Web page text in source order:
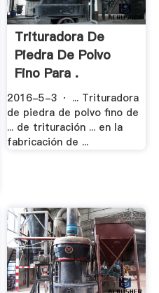
Trituradora De
Piedra De Polvo
Fino Para .
2016-5-3 · ... Trituradora
de piedra de polvo fino de
... de trituración ... en la
fabricación de ...